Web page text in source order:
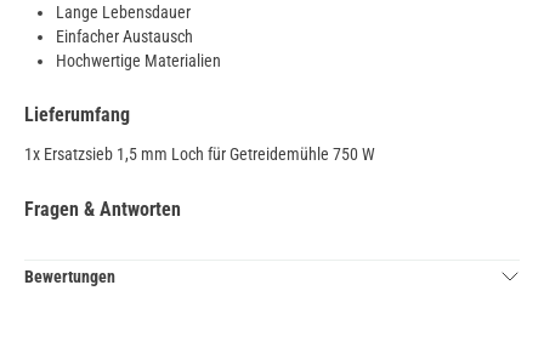
Lange Lebensdauer
Einfacher Austausch
Hochwertige Materialien
Lieferumfang
1x Ersatzsieb 1,5 mm Loch für Getreidemühle 750 W
Fragen & Antworten
Bewertungen